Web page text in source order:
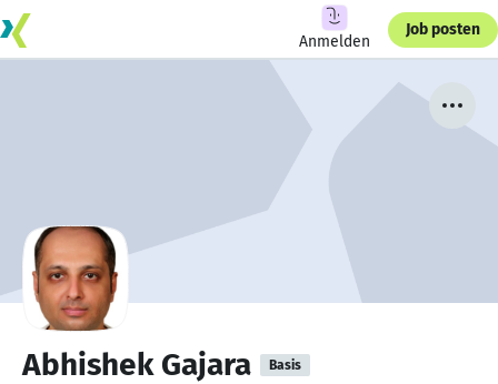
Anmelden
Job posten
Abhishek Gajara Basis